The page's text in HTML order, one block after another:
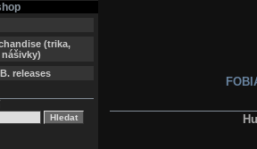
(trika,
releases